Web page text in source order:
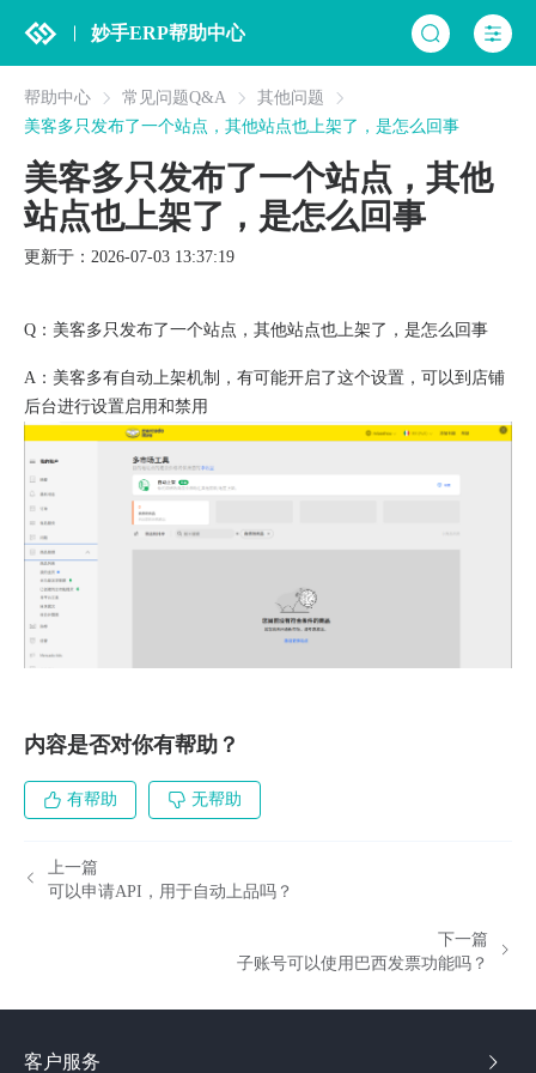
妙手ERP帮助中心
帮助中心 常见问题Q&A
其他问题
美客多只发布了一个站点，其他站点也上架了，是怎么回事
美客多只发布了一个站点，其他
站点也上架了，是怎么回事
更新于：2026-07-03 13:37:19
Q：美客多只发布了一个站点，其他站点也上架了，是怎么回事
A：美客多有自动上架机制，有可能开启了这个设置，可以到店铺
后台进行设置启用和禁用
内容是否对你有帮助？
有帮助 无帮助
上一篇
可以申请API，用于自动上品吗？
下一篇
子账号可以使用巴西发票功能吗？
客户服务